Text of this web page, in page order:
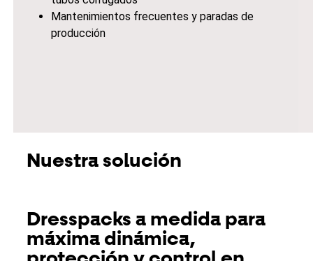
Mantenimientos frecuentes y paradas de
producción
Nuestra solución
Dresspacks a medida para
máxima dinámica,